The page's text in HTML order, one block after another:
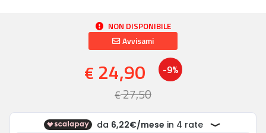
NON DISPONIBILE
Avvisami
€ 24,90 -9%
€27,50